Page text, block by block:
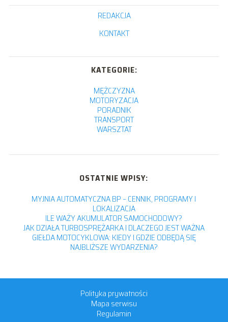
REDAKCJA
KONTAKT
KATEGORIE:
MĘŻCZYZNA
MOTORYZACJA
PORADNIK
TRANSPORT
WARSZTAT
OSTATNIE WPISY:
MYJNIA AUTOMATYCZNA BP – CENNIK, PROGRAMY I
LOKALIZACJA
ILE WAŻY AKUMULATOR SAMOCHODOWY?
JAK DZIAŁA TURBOSPRĘŻARKA I DLACZEGO JEST WAŻNA
GIEŁDA MOTOCYKLOWA: KIEDY I GDZIE ODBĘDĄ SIĘ
NAJBLIŻSZE WYDARZENIA?
Polityka prywatności
Mapa serwisu
Regulamin